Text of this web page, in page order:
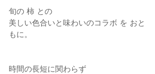
旬の 柿 との
美しい色合いと味わいのコラボ を おと
もに。
時間の長短に関わらず